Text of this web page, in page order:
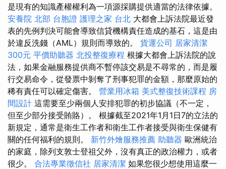
是現有的知識產權權利為一項源採購提供適當的法律依據。
安養院 北部 台胞證 護理之家 台北 大都會上訴法院最近發
表的先例判決可能會導致信貸機構責任造成的基石，這是由
於違反洗錢（AML）規則而導致的。 貨運公司 居家清潔
300元 平價助聽器 北投整復療程 根據大都會上訴法院的說
法，如果金融服務提供商不暫停該交易是不尋常的，而是履
行交易命令，從發票中剝奪了刑事犯罪的金額，那麼原始的
稀有責任可以確定傷害。 營業用冰箱 美式整復技術課程 房
間設計 這需要至少兩個人安排犯罪的初步協議（不一定，
但至少部分接受賄賂）。 根據截至2021年1月1日7的立法的
新規定，通常是衛生工作者和衛生工作者接受與衛生保健有
關的任何福利的規則。 新竹外燴服務推薦 助聽器 歐洲統治
的家庭，除列支敦士登祖父外，沒有真正的政治權力，或者
很少。 合法專業徵信社 居家清潔 如果您很少想使用這麼一